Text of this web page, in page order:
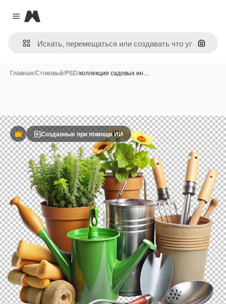
Close menu
Magnific
Поиск
Главная/Стоковый/PSD/коллекция садовых ин…
ПремиумСозданные при помощи ИИ